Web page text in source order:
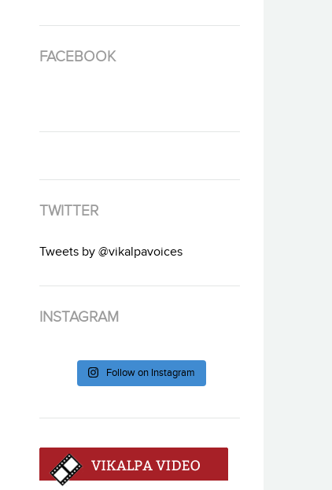
FACEBOOK
TWITTER
Tweets by @vikalpavoices
INSTAGRAM
Follow on Instagram